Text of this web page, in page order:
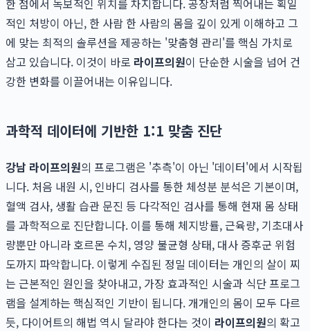
한 점에서 독보적인 위치를 차지합니다. 공장처럼 찍어내는 획일
적인 처방이 아닌, 한 사람 한 사람의 몸을 깊이 있게 이해하고 그
에 맞는 최적의 솔루션을 제공하는 '맞춤형 관리'를 핵심 가치로
삼고 있습니다. 이것이 바로 라이프의원이 단순한 시술을 넘어 건
강한 변화를 이끌어내는 이유입니다.
과학적 데이터에 기반한 1:1 맞춤 진단
강남 라이프의원의 프로그램은 '추측'이 아닌 '데이터'에서 시작됩
니다. 처음 내원 시, 인바디 검사를 통한 체성분 분석은 기본이며,
혈액 검사, 생활 습관 문진 등 다각적인 검사를 통해 현재 몸 상태
를 과학적으로 진단합니다. 이를 통해 체지방률, 근육량, 기초대사
량뿐만 아니라 호르몬 수치, 영양 불균형 상태, 대사 증후군 위험
도까지 파악합니다. 이렇게 수집된 정밀 데이터는 개인의 살이 찌
는 근본적인 원인을 찾아내고, 가장 효과적인 시술과 식단 프로그
램을 설계하는 핵심적인 기반이 됩니다. 개개인의 몸이 모두 다르
듯, 다이어트의 해법 역시 달라야 한다는 것이 라이프의원의 확고